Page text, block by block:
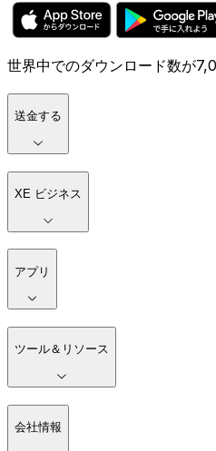
世界中でのダウンロード数が
送金する
XE ビジネス
アプリ
ツール＆リソース
会社情報